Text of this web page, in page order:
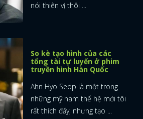
nói thiên vị thôi ...
So kè tạo hình của các
tổng tài tự luyến ở phim
truyền hình Hàn Quốc
Ahn Hyo Seop là một trong
những mỹ nam thế hệ mới tôi
rất thích đấy, nhưng tạo ...